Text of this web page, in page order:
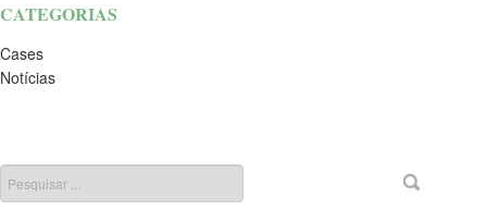
CATEGORIAS
Cases
Notícias